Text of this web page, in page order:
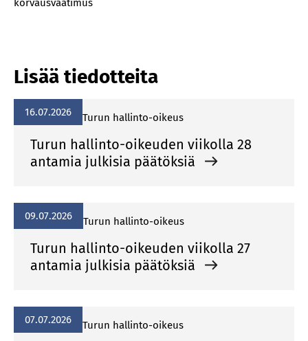
korvausvaatimus
Lisää tiedotteita
16.07.2026 Turun hallinto-oikeus
Turun hallinto-oikeuden viikolla 28
antamia julkisia päätöksiä
09.07.2026 Turun hallinto-oikeus
Turun hallinto-oikeuden viikolla 27
antamia julkisia päätöksiä
07.07.2026 Turun hallinto-oikeus